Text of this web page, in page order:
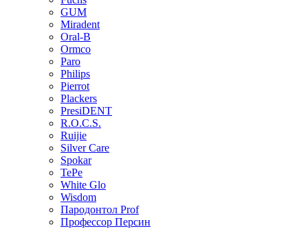
GUM
Miradent
Oral-B
Ormco
Paro
Philips
Pierrot
Plackers
PresiDENT
R.O.C.S.
Ruijie
Silver Care
Spokar
TePe
White Glo
Wisdom
Пародонтол Prof
Профессор Персин